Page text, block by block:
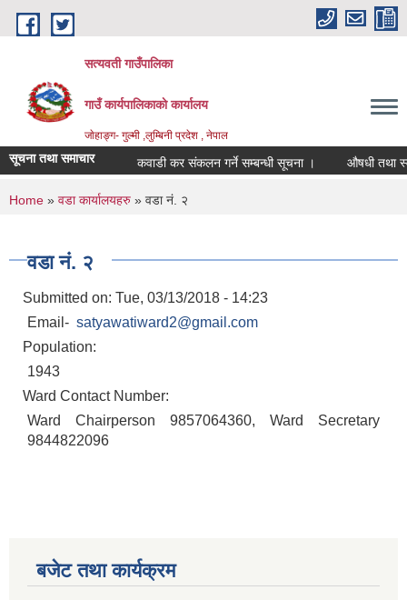
Skip to main content
सत्यवती गाउँपालिका
गाउँ कार्यपालिकाकाे कार्यालय
जाेहाङ्ग- गुल्मी ,लुम्बिनी प्रदेश , नेपाल
सूचना तथा समाचार कवाडी कर संकलन गर्ने सम्बन्धी सूचना । औषधी तथा
You are here
Home » वडा कार्यालयहरु » वडा न‌ं. २
वडा न‌ं. २
Submitted on: Tue, 03/13/2018 - 14:23
Email- satyawatiward2@gmail.com
Population:
1943
Ward Contact Number:
Ward Chairperson 9857064360, Ward Secretary
9844822096
बजेट तथा कार्यक्रम